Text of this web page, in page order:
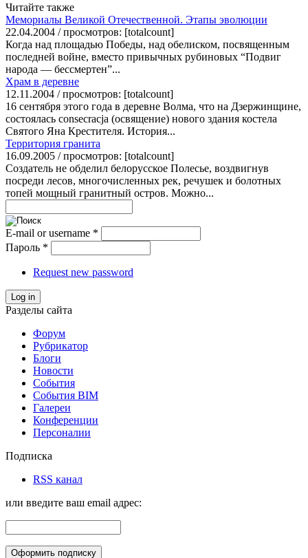
Читайте также
Мемориалы Великой Отечественной. Этапы эволюции
22.04.2004 / просмотров: [totalcount]
Когда над площадью Победы, над обелиском, посвященным
последней войне, вместо привычных рубиновых “Подвиг
народа — бессмертен”...
Храм в деревне
12.11.2004 / просмотров: [totalcount]
16 сентября этого года в деревне Волма, что на Дзержинщине,
состоялась consecracja (освящение) нового здания костела
Святого Яна Крестителя. История...
Территория гранита
16.09.2005 / просмотров: [totalcount]
Создатель не обделил белорусское Полесье, воздвигнув
посреди лесов, многочисленных рек, речушек и болотных
топей мощный гранитный остров. Можно...
E-mail or username *
Пароль *
Request new password
Log in
Разделы сайта
Форум
Рубрикатор
Блоги
Новости
События
События BIM
Галереи
Конференции
Персоналии
Подписка
RSS канал
или введите ваш email адрес: